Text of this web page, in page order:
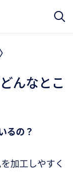
んなとこ
るの？
加工しやすく